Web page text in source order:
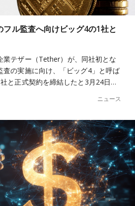
フル監査へ向けビッグ4の1社と
業テザー（Tether）が、同社初とな
査の実施に向け、「ビッグ4」と呼ば
と正式契約を締結したと3月24日…
ニュース